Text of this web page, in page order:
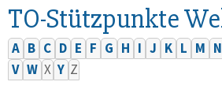
TO-Stützpunkte
A B C D E F G H I J K L M N
V W X Y Z